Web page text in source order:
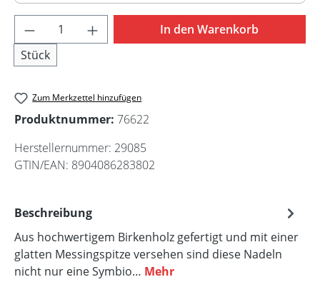
80cm
Produkt Anzahl: Gib den gewünschten
Stück
In den Warenkorb
Zum Merkzettel hinzufügen
Produktnummer: 76622
Herstellernummer: 29085
GTIN/EAN: 8904086283802
Beschreibung
Aus hochwertigem Birkenholz gefertigt und mit einer
glatten Messingspitze versehen sind diese Nadeln
nicht nur eine Symbio… Mehr